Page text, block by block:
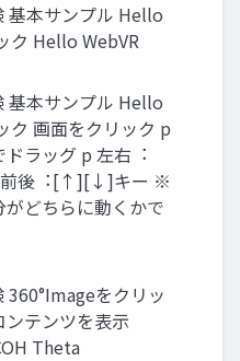
基本サンプル Hello
ク Hello WebVR
基本サンプル Hello
ク 画⾯をクリック p
ラッグ p 左右︓
後︓[↑][↓]キー ※
どちらに動くかで
360°Imageをクリッ
テンツを表⽰
Theta